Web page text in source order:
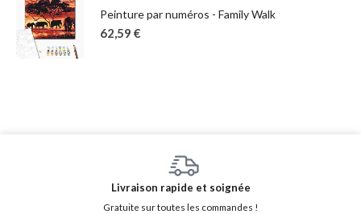
Peinture par numéros - Family Walk
62,59 €
Livraison rapide et soignée
Gratuite sur toutes les commandes !